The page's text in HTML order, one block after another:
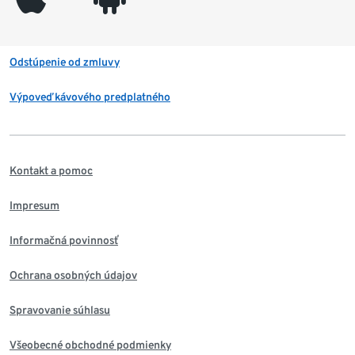
Odstúpenie od zmluvy
Výpoveď kávového predplatného
Kontakt a pomoc
Impresum
Informačná povinnosť
Ochrana osobných údajov
Spravovanie súhlasu
Všeobecné obchodné podmienky